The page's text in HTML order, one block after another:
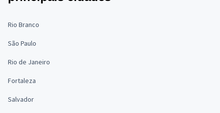
Rio Branco
São Paulo
Rio de Janeiro
Fortaleza
Salvador